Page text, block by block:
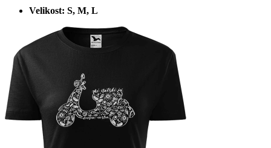
Velikost: S, M, L